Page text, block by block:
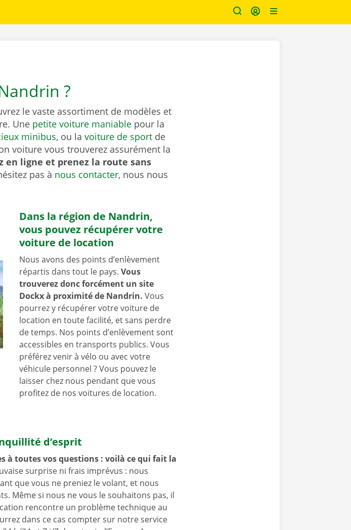
?
le vaste assortiment de modèles et
Une petite voiture maniablepour la
minibus, ou la voiture de sportde
voiture vous trouverez assurément la
en ligne et prenez la route sans
pas à nous contacter, nous nous
Dans la région de Nandrin,
vous pouvez récupérer votre
voiture de location
Nous avons des points d’enlèvement
répartis dans tout le pays. Vous
trouverez donc forcément un site
Dockx à proximité de Nandrin. Vous
pourrez y récupérer votre voiture de
location en toute facilité, et sans perdre
de temps. Nos points d’enlèvement sont
accessibles en transports publics. Vous
préférez venir à vélo ou avec votre
véhicule personnel ? Vous pouvez le
laisser chez nous pendant que vous
profitez de nos voitures de location.
d’esprit
à toutes vos questions : voilà ce qui fait la
surprise ni frais imprévus : nous
que vous ne preniez le volant, et nous
Même si nous ne vous le souhaitons pas, il
rencontre un problème technique au
dans ce cas compter sur notre service